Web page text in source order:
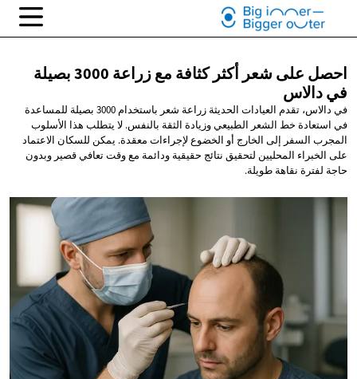
احصل على شعر أكثر كثافة مع زراعة 3000 بصيلة
في دالاس
في دالاس، تقدم العيادات الحديثة زراعة شعر باستخدام 3000 بصيلة للمساعدة
في استعادة خط الشعر الطبيعي وزيادة الثقة بالنفس. لا يتطلب هذا الأسلوب
المجرب السفر إلى الخارج أو الخضوع لإجراءات معقدة. يمكن للسكان الاعتماد
على الخبراء المحليين لتحقيق نتائج حقيقية ودائمة مع وقت تعافي قصير وبدون
حاجة لفترة نقاهة طويلة.